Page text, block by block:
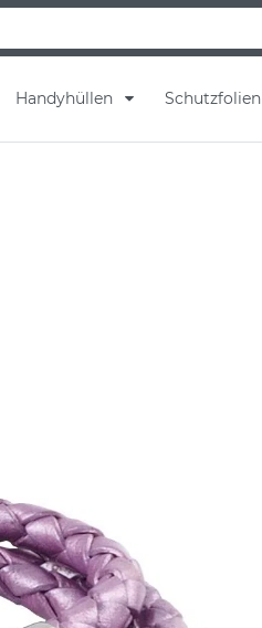
Handyhüllen Schutzfolien